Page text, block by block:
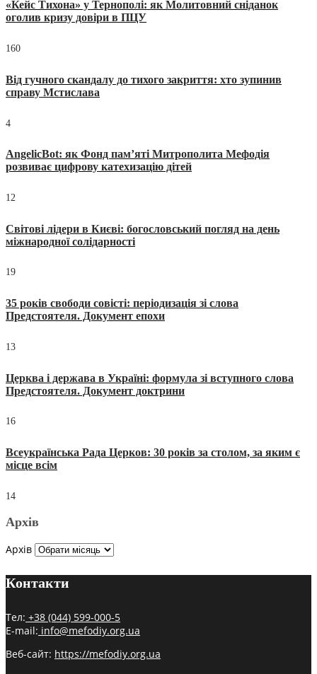
«Кейс Тихона» у Тернополі: як Молитовний сніданок
оголив кризу довіри в ПЦУ
160
Від гучного скандалу до тихого закриття: хто зупинив
справу Мстислава
4
AngelicBot: як Фонд пам’яті Митрополита Мефодія
розвиває цифрову катехизацію дітей
12
Світові лідери в Києві: богословський погляд на день
міжнародної солідарності
19
35 років свободи совісті: періодизація зі слова
Предстоятеля. Документ епохи
13
Церква і держава в Україні: формула зі вступного слова
Предстоятеля. Документ доктрини
16
Всеукраїнська Рада Церков: 30 років за столом, за яким є
місце всім
14
Архів
Архів
Контакти
Тел: +38 (044) 599-000-5
E-mail: info@mefodiy.org.ua
Веб-сайт: https://mefodiy.org.ua